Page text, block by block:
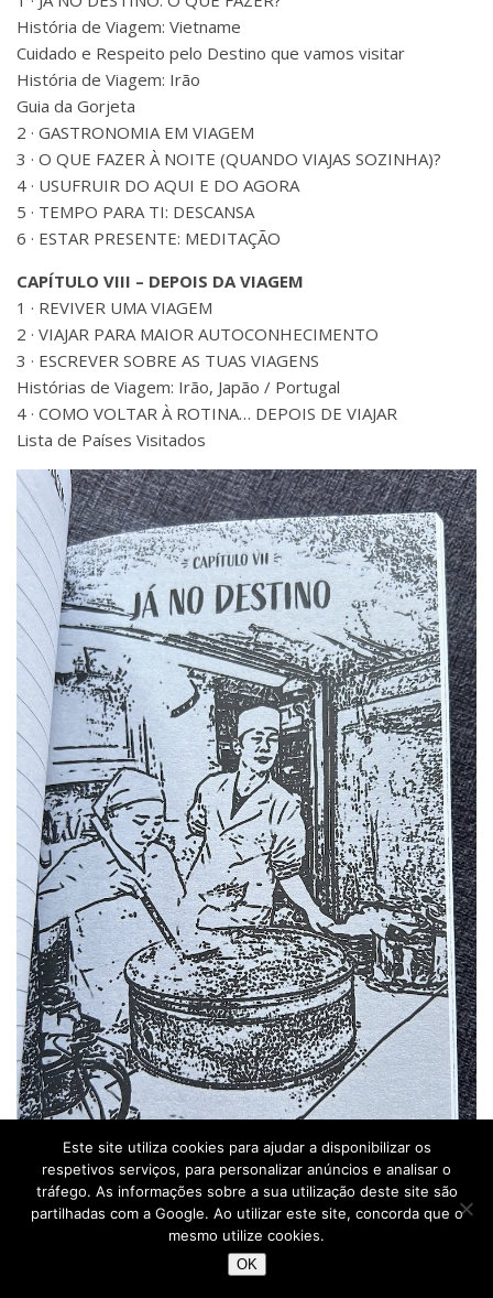
História de Viagem: Vietname
Cuidado e Respeito pelo Destino que vamos visitar
História de Viagem: Irão
Guia da Gorjeta
2 · GASTRONOMIA EM VIAGEM
3 · O QUE FAZER À NOITE (QUANDO VIAJAS SOZINHA)?
4 · USUFRUIR DO AQUI E DO AGORA
5 · TEMPO PARA TI: DESCANSA
6 · ESTAR PRESENTE: MEDITAÇÃO
CAPÍTULO VIII – DEPOIS DA VIAGEM
1 · REVIVER UMA VIAGEM
2 · VIAJAR PARA MAIOR AUTOCONHECIMENTO
3 · ESCREVER SOBRE AS TUAS VIAGENS
Histórias de Viagem: Irão, Japão / Portugal
4 · COMO VOLTAR À ROTINA… DEPOIS DE VIAJAR
Lista de Países Visitados
Este site utiliza cookies para ajudar a disponibilizar os
respetivos serviços, para personalizar anúncios e analisar o
tráfego. As informações sobre a sua utilização deste site são
partilhadas com a Google. Ao utilizar este site, concorda que o
mesmo utilize cookies.
OK